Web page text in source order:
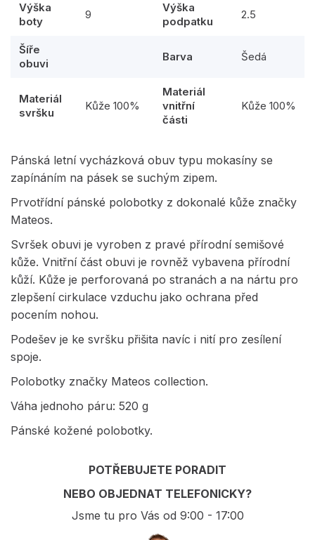
Výška
boty
9
Výška
podpatku
2.5
Šíře
obuvi
Barva Šedá
Materiál
svršku
Kůže 100%
Materiál
vnitřní
části
Kůže 100%
Pánská letní vycházková obuv typu mokasíny se
zapínáním na pásek se suchým zipem.
Prvotřídní pánské polobotky z dokonalé kůže značky
Mateos.
Svršek obuvi je vyroben z pravé přírodní semišové
kůže. Vnitřní část obuvi je rovněž vybavena přírodní
kůží. Kůže je perforovaná po stranách a na nártu pro
zlepšení cirkulace vzduchu jako ochrana před
pocením nohou.
Podešev je ke svršku přišita navíc i nití pro zesílení
spoje.
Polobotky značky Mateos collection.
Váha jednoho páru: 520 g
Pánské kožené polobotky.
POTŘEBUJETE PORADIT
NEBO OBJEDNAT TELEFONICKY?
Jsme tu pro Vás od 9:00 - 17:00